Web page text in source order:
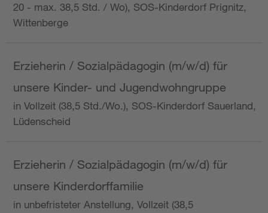
20 - max. 38,5 Std. / Wo), SOS-Kinderdorf Prignitz,
Wittenberge
Erzieherin / Sozialpädagogin (m/w/d) für
unsere Kinder- und Jugendwohngruppe
in Vollzeit (38,5 Std./Wo.), SOS-Kinderdorf Sauerland,
Lüdenscheid
Erzieherin / Sozialpädagogin (m/w/d) für
unsere Kinderdorffamilie
in unbefristeter Anstellung, Vollzeit (38,5